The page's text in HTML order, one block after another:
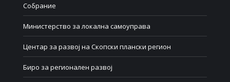
Собрание
Министерство за локална самоуправа
Центар за развој на Скопски плански регион
Биро за регионален развој